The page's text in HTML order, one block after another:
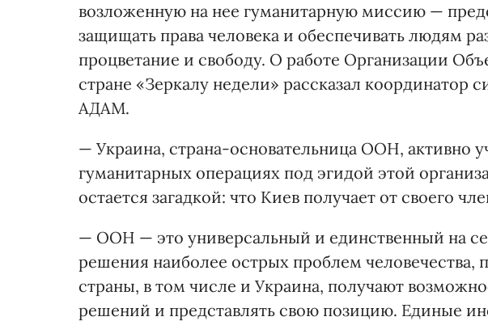
возложенную на нее гуманитарную миссию —
защищать права человека и обеспечивать людям
процветание и свободу. О работе Организации
стране «Зеркалу недели» рассказал
АДАМ.
— Украина, страна-основательница ООН, активно
гуманитарных операциях под эгидой этой
остается загадкой: что Киев получает от своего
— ООН — это универсальный и единственный на
решения наиболее острых проблем человечества,
страны, в том числе и Украина, получают
решений и представлять свою позицию. Единые